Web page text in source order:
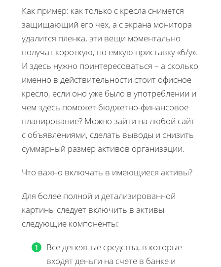
Как пример: как только с кресла снимется
защищающий его чех, а с экрана монитора
удалится пленка, эти вещи моментально
получат короткую, но емкую приставку «б/у».
И здесь нужно поинтересоваться – а сколько
именно в действительности стоит офисное
кресло, если оно уже было в употреблении и
чем здесь поможет бюджетно-финансовое
планирование? Можно зайти на любой сайт
с объявлениями, сделать выводы и снизить
суммарный размер активов организации.
Что важно включать в имеющиеся активы?
Для более полной и детализированной
картины следует включить в активы
следующие компоненты:
Все денежные средства, в которые
входят деньги на счете в банке и